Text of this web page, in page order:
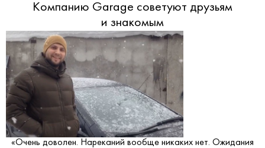
Компанию Garage советуют друзьям
и знакомым
«Очень доволен. Нареканий вообще никаких нет. Ожидания